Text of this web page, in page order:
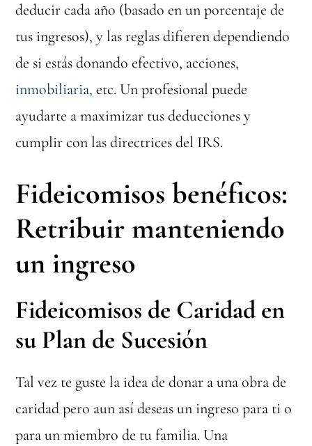
deducir cada año (basado en un porcentaje de
tus ingresos), y las reglas difieren dependiendo
de si estás donando efectivo, acciones,
inmobiliaria, etc. Un profesional puede
ayudarte a maximizar tus deducciones y
cumplir con las directrices del IRS.
Fideicomisos benéficos:
Retribuir manteniendo
un ingreso
Fideicomisos de Caridad en
su Plan de Sucesión
Tal vez te guste la idea de donar a una obra de
caridad pero aun así deseas un ingreso para ti o
para un miembro de tu familia. Una